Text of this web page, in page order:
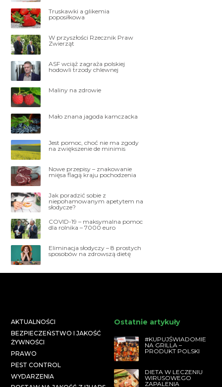
Truskawki a glikemia
poposiłkowa
W przyszłości Rzecznik Praw
Zwierząt
ASF wciąż zagraża polskiej
hodowli trzody chlewnej
Maliny na zdrowie
Mało znana jagoda kamczacka
Jest pomoc, choć nie ma zgody
na zwiększenie de minimis
Nowe przepisy – znakowanie
mięsa flagą kraju pochodzenia
Jak poradzić sobie z
niepohamowanym apetytem na
słodycze?
COVID-19 – maksymalna pomoc
dla rolnika – 7000 euro
Eliminacja słodyczy – 8 prostych
sposobów na zdrowszą dietę
AKTUALNOŚCI
BEZPIECZEŃSTWO I JAKOŚĆ
ŻYWNOŚCI
PRAWO
PEST CONTROL
WYDARZENIA
Ostatnie artykuły
#KUPUJŚWIADOMIE
NA GRILLA –
PRODUKT POLSKI
DIETA W LECZENIU
WIRUSOWEGO
ZAPALENIA